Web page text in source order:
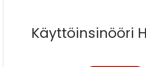
Käyttöinsinööri